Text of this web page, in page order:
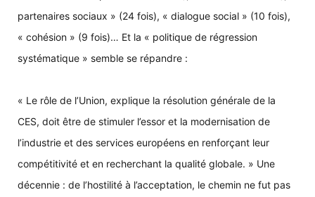
partenaires sociaux » (24 fois), « dialogue social » (10 fois),
« cohésion » (9 fois)… Et la « politique de régression
systématique » semble se répandre :
« Le rôle de l’Union, explique la résolution générale de la
CES, doit être de stimuler l’essor et la modernisation de
l’industrie et des services européens en renforçant leur
compétitivité et en recherchant la qualité globale. » Une
décennie : de l’hostilité à l’acceptation, le chemin ne fut pas